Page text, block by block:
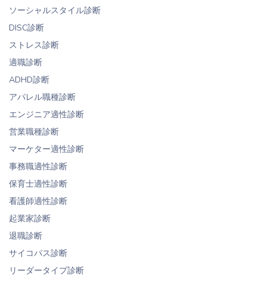
ソーシャルスタイル診断
DISC診断
ストレス診断
適職診断
ADHD診断
アパレル職種診断
エンジニア適性診断
営業職種診断
マーケター適性診断
事務職適性診断
保育士適性診断
看護師適性診断
起業家診断
退職診断
サイコパス診断
リーダータイプ診断